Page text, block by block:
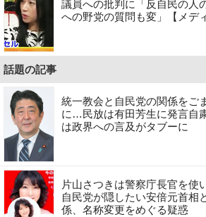
議員への批判に「反自民の人
への野党の質問も変」【メデ
話題の記事
統一教会と自民党の関係をご
に…民放は有田芳生に発言自
は政界への言及がタブーに
片山さつきは警察庁長官を使
自民党が隠したい安倍元首相
係、名称変更をめぐる疑惑